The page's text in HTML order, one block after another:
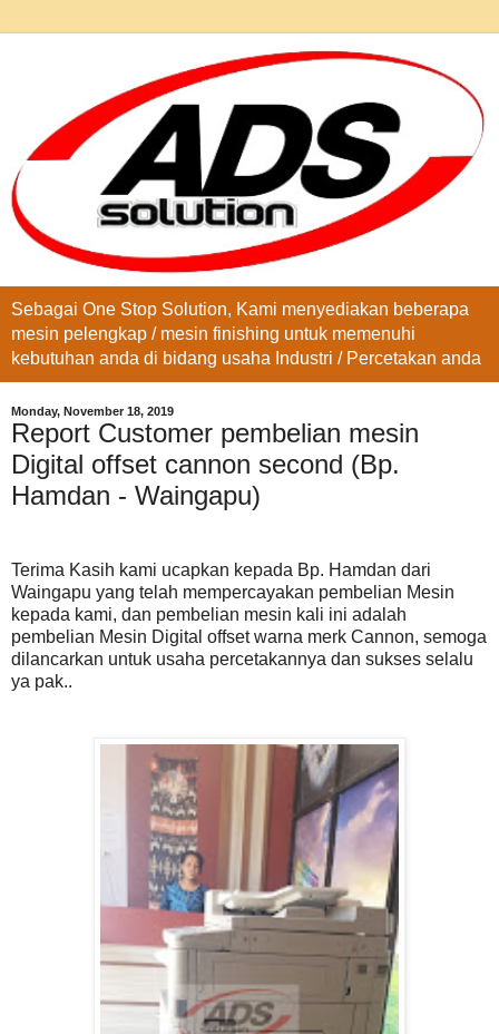
Sebagai One Stop Solution, Kami menyediakan beberapa
mesin pelengkap / mesin finishing untuk memenuhi
kebutuhan anda di bidang usaha Industri / Percetakan anda
Monday, November 18, 2019
Report Customer pembelian mesin
Digital offset cannon second (Bp.
Hamdan - Waingapu)
Terima Kasih kami ucapkan kepada Bp. Hamdan dari
Waingapu yang telah mempercayakan pembelian Mesin
kepada kami, dan pembelian mesin kali ini adalah
pembelian Mesin Digital offset warna merk Cannon, semoga
dilancarkan untuk usaha percetakannya dan sukses selalu
ya pak..